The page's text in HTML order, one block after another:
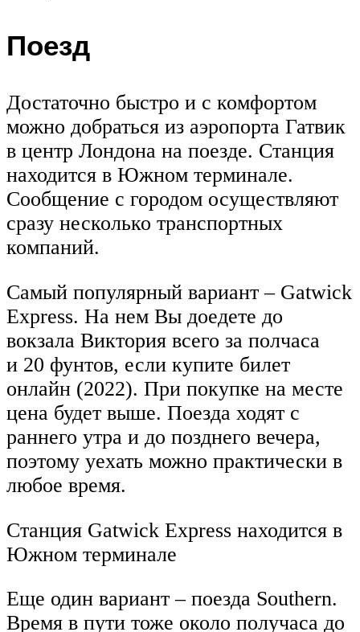
Поезд
Достаточно быстро и с комфортом
можно добраться из аэропорта Гатвик
в центр Лондона на поезде. Станция
находится в Южном терминале.
Сообщение с городом осуществляют
сразу несколько транспортных
компаний.
Самый популярный вариант – Gatwick
Express. На нем Вы доедете до
вокзала Виктория всего за полчаса
и 20 фунтов, если купите билет
онлайн (2022). При покупке на месте
цена будет выше. Поезда ходят с
раннего утра и до позднего вечера,
поэтому уехать можно практически в
любое время.
Станция Gatwick Express находится в
Южном терминале
Еще один вариант – поезда Southern.
Время в пути тоже около получаса до